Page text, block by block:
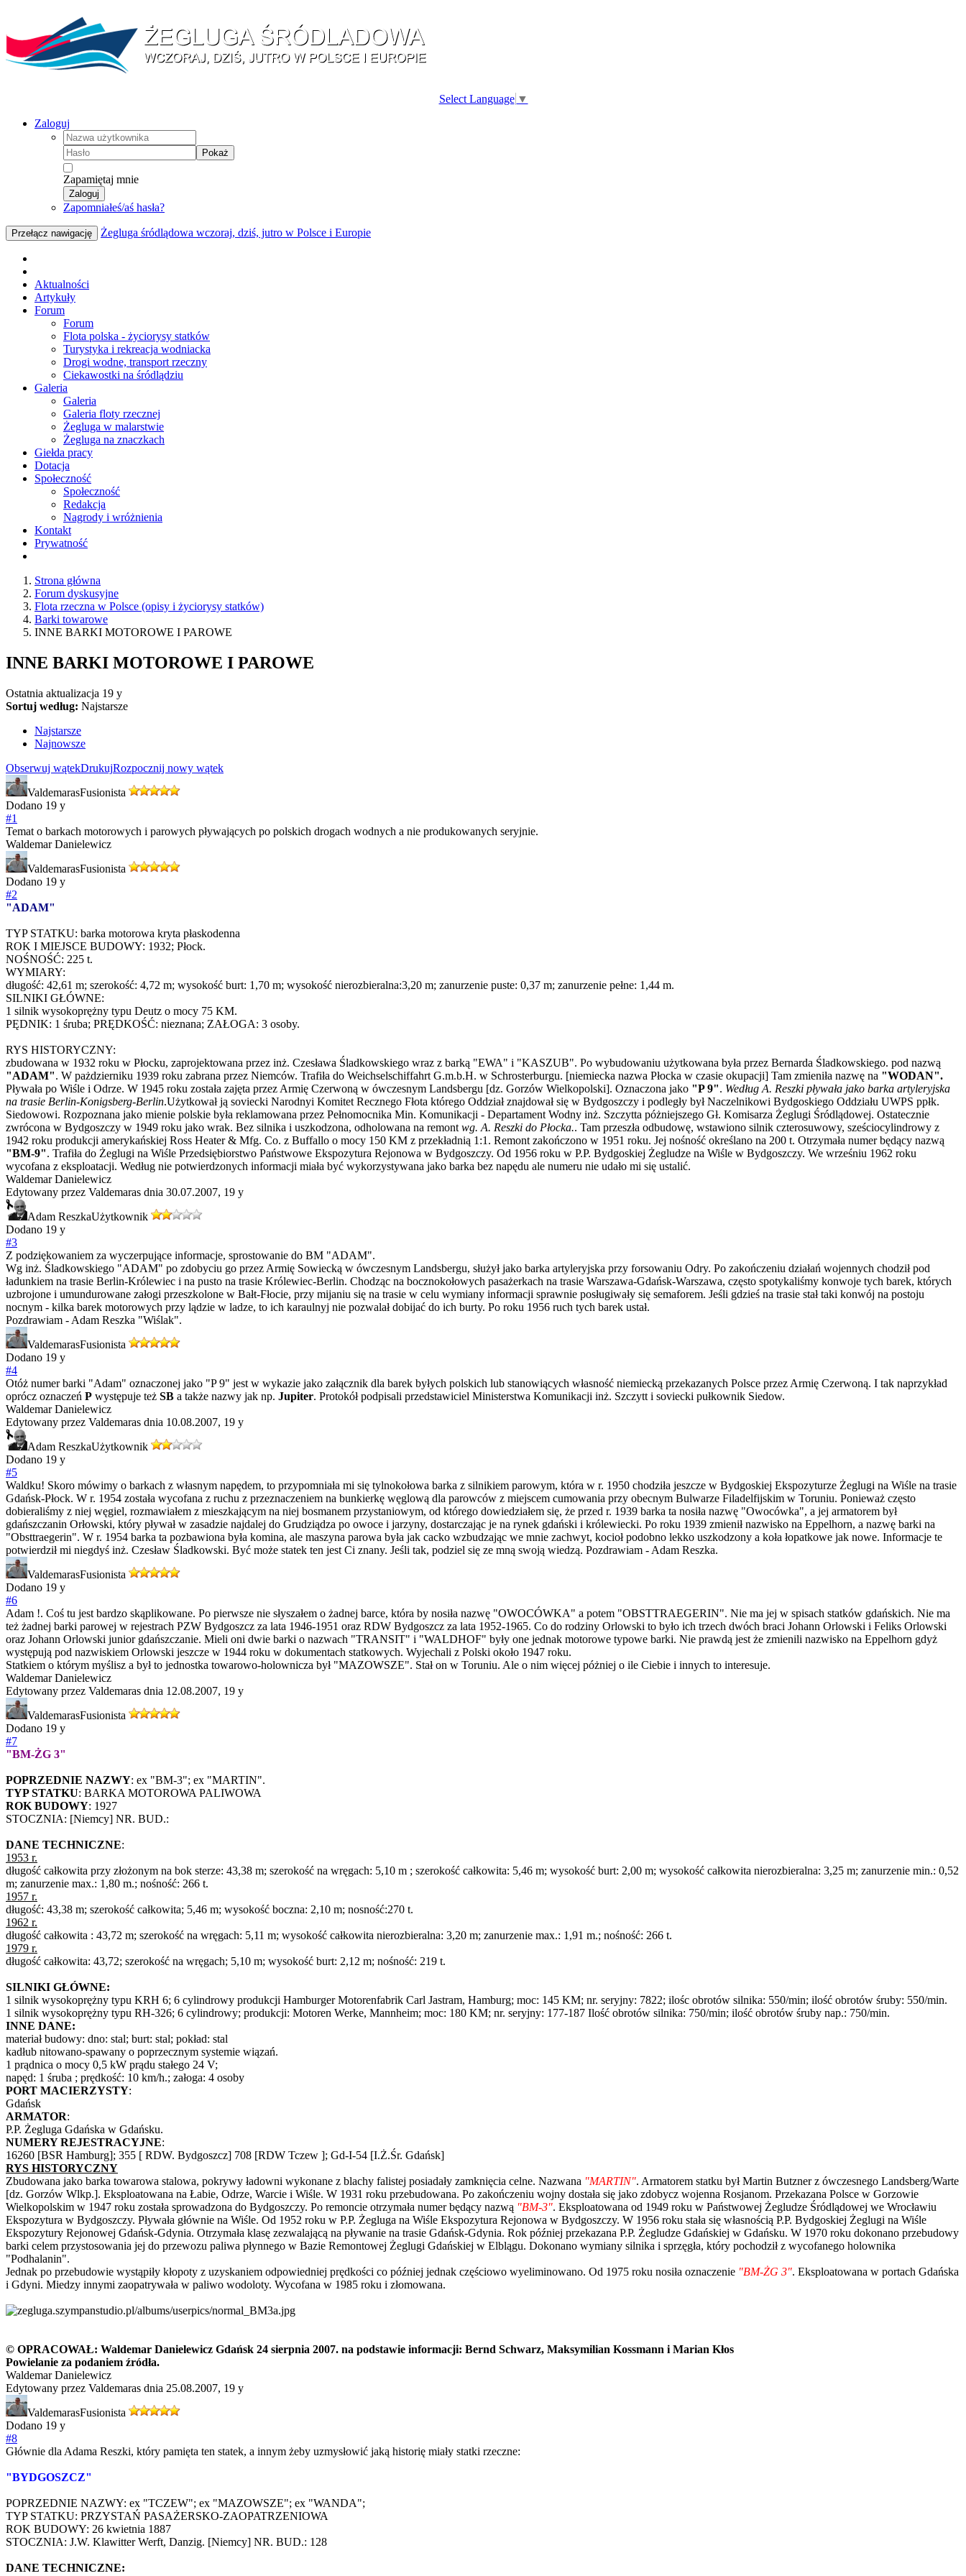
Select Language ▼
Zaloguj
Pokaż
Zapamiętaj mnie
Zaloguj
Zapomniałeś/aś hasła?
Przełącz nawigację Żegluga śródlądowa wczoraj, dziś, jutro w Polsce i Europie
Aktualności
Artykuły
Forum
Forum
Flota polska - życiorysy statków
Turystyka i rekreacja wodniacka
Drogi wodne, transport rzeczny
Ciekawostki na śródlądziu
Galeria
Galeria
Galeria floty rzecznej
Żegluga w malarstwie
Żegluga na znaczkach
Giełda pracy
Dotacja
Społeczność
Społeczność
Redakcja
Nagrody i wróżnienia
Kontakt
Prywatność
Strona główna
Forum dyskusyjne
Flota rzeczna w Polsce (opisy i życiorysy statków)
Barki towarowe
INNE BARKI MOTOROWE I PAROWE
INNE BARKI MOTOROWE I PAROWE
Ostatnia aktualizacja 19 y
Sortuj według: Najstarsze
Najstarsze
Najnowsze
Obserwuj wątekDrukujRozpocznij nowy wątek
ValdemarasFusionista
Dodano 19 y
#1
Temat o barkach motorowych i parowych pływających po polskich drogach wodnych a nie produkowanych seryjnie.
Waldemar Danielewicz
ValdemarasFusionista
Dodano 19 y
#2
"ADAM"
TYP STATKU: barka motorowa kryta płaskodenna
ROK I MIEJSCE BUDOWY: 1932; Płock.
NOŚNOŚĆ: 225 t.
WYMIARY:
długość: 42,61 m; szerokość: 4,72 m; wysokość burt: 1,70 m; wysokość nierozbieralna:3,20 m; zanurzenie puste: 0,37 m; zanurzenie pełne: 1,44 m.
SILNIKI GŁÓWNE:
1 silnik wysokoprężny typu Deutz o mocy 75 KM.
PĘDNIK: 1 śruba; PRĘDKOŚĆ: nieznana; ZAŁOGA: 3 osoby.
RYS HISTORYCZNY:
zbudowana w 1932 roku w Płocku, zaprojektowana przez inż. Czesława Śladkowskiego wraz z barką "EWA" i "KASZUB". Po wybudowaniu użytkowana była przez Bernarda Śladkowskiego. pod nazwą
"ADAM". W pażdzierniku 1939 roku zabrana przez Niemców. Trafiła do Weichselschiffahrt G.m.b.H. w Schrosterburgu. [niemiecka nazwa Płocka w czasie okupacji] Tam zmieniła nazwę na "WODAN".
Pływała po Wiśle i Odrze. W 1945 roku została zajęta przez Armię Czerwoną w ówczesnym Landsbergu [dz. Gorzów Wielkopolski]. Oznaczona jako "P 9". Według A. Reszki pływała jako barka artyleryjska
na trasie Berlin-Konigsberg-Berlin.Użytkował ją soviecki Narodnyi Komitet Recznego Fłota którego Oddział znajdował się w Bydgoszczy i podległy był Naczelnikowi Bydgoskiego Oddziału UWPS ppłk.
Siedowowi. Rozpoznana jako mienie polskie była reklamowana przez Pełnomocnika Min. Komunikacji - Departament Wodny inż. Szczytta póżniejszego Gł. Komisarza Żeglugi Śródlądowej. Ostatecznie
zwrócona w Bydgoszczy w 1949 roku jako wrak. Bez silnika i uszkodzona, odholowana na remont wg. A. Reszki do Płocka.. Tam przeszła odbudowę, wstawiono silnik czterosuwowy, sześciocylindrowy z
1942 roku produkcji amerykańskiej Ross Heater & Mfg. Co. z Buffallo o mocy 150 KM z przekładnią 1:1. Remont zakończono w 1951 roku. Jej nośność określano na 200 t. Otrzymała numer będący nazwą
"BM-9". Trafiła do Żeglugi na Wiśle Przedsiębiorstwo Państwowe Ekspozytura Rejonowa w Bydgoszczy. Od 1956 roku w P.P. Bydgoskiej Żegludze na Wiśle w Bydgoszczy. We wrześniu 1962 roku
wycofana z eksploatacji. Według nie potwierdzonych informacji miała być wykorzystywana jako barka bez napędu ale numeru nie udało mi się ustalić.
Waldemar Danielewicz
Edytowany przez Valdemaras dnia 30.07.2007, 19 y
Adam ReszkaUżytkownik
Dodano 19 y
#3
Z podziękowaniem za wyczerpujące informacje, sprostowanie do BM "ADAM".
Wg inż. Śladkowskiego "ADAM" po zdobyciu go przez Armię Sowiecką w ówczesnym Landsbergu, służył jako barka artyleryjska przy forsowaniu Odry. Po zakończeniu działań wojennych chodził pod
ładunkiem na trasie Berlin-Królewiec i na pusto na trasie Królewiec-Berlin. Chodząc na bocznokołowych pasażerkach na trasie Warszawa-Gdańsk-Warszawa, często spotykaliśmy konwoje tych barek, których
uzbrojone i umundurowane załogi przeszkolone w Bałt-Fłocie, przy mijaniu się na trasie w celu wymiany informacji sprawnie posługiwały się semaforem. Jeśli gdzieś na trasie stał taki konwój na postoju
nocnym - kilka barek motorowych przy lądzie w ladze, to ich karaulnyj nie pozwalał dobijać do ich burty. Po roku 1956 ruch tych barek ustał.
Pozdrawiam - Adam Reszka "Wiślak".
ValdemarasFusionista
Dodano 19 y
#4
Otóż numer barki "Adam" oznaczonej jako "P 9" jest w wykazie jako załącznik dla barek byłych polskich lub stanowiących własność niemiecką przekazanych Polsce przez Armię Czerwoną. I tak naprzykład
oprócz oznaczeń P występuje też SB a także nazwy jak np. Jupiter. Protokół podpisali przedstawiciel Ministerstwa Komunikacji inż. Szczytt i soviecki pułkownik Siedow.
Waldemar Danielewicz
Edytowany przez Valdemaras dnia 10.08.2007, 19 y
Adam ReszkaUżytkownik
Dodano 19 y
#5
Waldku! Skoro mówimy o barkach z własnym napędem, to przypomniała mi się tylnokołowa barka z silnikiem parowym, która w r. 1950 chodziła jeszcze w Bydgoskiej Ekspozyturze Żeglugi na Wiśle na trasie
Gdańsk-Płock. W r. 1954 została wycofana z ruchu z przeznaczeniem na bunkierkę węglową dla parowców z miejscem cumowania przy obecnym Bulwarze Filadelfijskim w Toruniu. Ponieważ często
dobieraliśmy z niej węgiel, rozmawiałem z mieszkającym na niej bosmanem przystaniowym, od którego dowiedziałem się, że przed r. 1939 barka ta nosiła nazwę "Owocówka", a jej armatorem był
gdańszczanin Orłowski, który pływał w zasadzie najdalej do Grudziądza po owoce i jarzyny, dostarczając je na rynek gdański i królewiecki. Po roku 1939 zmienił nazwisko na Eppelhorn, a nazwę barki na
"Obsttraegerin". W r. 1954 barka ta pozbawiona była komina, ale maszyna parowa była jak cacko wzbudzając we mnie zachwyt, kocioł podobno lekko uszkodzony a koła łopatkowe jak nowe. Informacje te
potwierdził mi niegdyś inż. Czesław Śladkowski. Być może statek ten jest Ci znany. Jeśli tak, podziel się ze mną swoją wiedzą. Pozdrawiam - Adam Reszka.
ValdemarasFusionista
Dodano 19 y
#6
Adam !. Coś tu jest bardzo skąplikowane. Po pierwsze nie słyszałem o żadnej barce, która by nosiła nazwę "OWOCÓWKA" a potem "OBSTTRAEGERIN". Nie ma jej w spisach statków gdańskich. Nie ma
też żadnej barki parowej w rejestrach PZW Bydgoszcz za lata 1946-1951 oraz RDW Bydgoszcz za lata 1952-1965. Co do rodziny Orlowski to było ich trzech dwóch braci Johann Orlowski i Feliks Orlowski
oraz Johann Orlowski junior gdańszczanie. Mieli oni dwie barki o nazwach "TRANSIT" i "WALDHOF" były one jednak motorowe typowe barki. Nie prawdą jest że zmienili nazwisko na Eppelhorn gdyż
występują pod nazwiskiem Orlowski jeszcze w 1944 roku w dokumentach statkowych. Wyjechali z Polski około 1947 roku.
Statkiem o którym myślisz a był to jednostka towarowo-holownicza był "MAZOWSZE". Stał on w Toruniu. Ale o nim więcej póżniej o ile Ciebie i innych to interesuje.
Waldemar Danielewicz
Edytowany przez Valdemaras dnia 12.08.2007, 19 y
ValdemarasFusionista
Dodano 19 y
#7
"BM-ŻG 3"
POPRZEDNIE NAZWY: ex "BM-3"; ex "MARTIN".
TYP STATKU: BARKA MOTOROWA PALIWOWA
ROK BUDOWY: 1927
STOCZNIA: [Niemcy] NR. BUD.:
DANE TECHNICZNE:
1953 r.
długość całkowita przy złożonym na bok sterze: 43,38 m; szerokość na wręgach: 5,10 m ; szerokość całkowita: 5,46 m; wysokość burt: 2,00 m; wysokość całkowita nierozbieralna: 3,25 m; zanurzenie min.: 0,52
m; zanurzenie max.: 1,80 m.; nośność: 266 t.
1957 r.
długość: 43,38 m; szerokość całkowita; 5,46 m; wysokość boczna: 2,10 m; nosność:270 t.
1962 r.
długość całkowita : 43,72 m; szerokość na wręgach: 5,11 m; wysokość całkowita nierozbieralna: 3,20 m; zanurzenie max.: 1,91 m.; nośność: 266 t.
1979 r.
długość całkowita: 43,72; szerokość na wręgach; 5,10 m; wysokość burt: 2,12 m; nośność: 219 t.
SILNIKI GŁÓWNE:
1 silnik wysokoprężny typu KRH 6; 6 cylindrowy produkcji Hamburger Motorenfabrik Carl Jastram, Hamburg; moc: 145 KM; nr. seryjny: 7822; ilośc obrotów silnika: 550/min; ilość obrotów śruby: 550/min.
1 silnik wysokoprężny typu RH-326; 6 cylindrowy; produkcji: Motoren Werke, Mannheim; moc: 180 KM; nr. seryjny: 177-187 Ilość obrotów silnika: 750/min; ilość obrotów śruby nap.: 750/min.
INNE DANE:
materiał budowy: dno: stal; burt: stal; pokład: stal
kadłub nitowano-spawany o poprzecznym systemie wiązań.
1 prądnica o mocy 0,5 kW prądu stałego 24 V;
napęd: 1 śruba ; prędkość: 10 km/h.; załoga: 4 osoby
PORT MACIERZYSTY:
Gdańsk
ARMATOR:
P.P. Żegluga Gdańska w Gdańsku.
NUMERY REJESTRACYJNE:
16260 [BSR Hamburg]; 355 [ RDW. Bydgoszcz] 708 [RDW Tczew ]; Gd-I-54 [I.Ż.Śr. Gdańsk]
RYS HISTORYCZNY
Zbudowana jako barka towarowa stalowa, pokrywy ładowni wykonane z blachy falistej posiadały zamknięcia celne. Nazwana "MARTIN". Armatorem statku był Martin Butzner z ówczesnego Landsberg/Warte
[dz. Gorzów Wlkp.]. Eksploatowana na Łabie, Odrze, Warcie i Wiśle. W 1931 roku przebudowana. Po zakończeniu wojny dostała się jako zdobycz wojenna Rosjanom. Przekazana Polsce w Gorzowie
Wielkopolskim w 1947 roku została sprowadzona do Bydgoszczy. Po remoncie otrzymała numer będący nazwą "BM-3". Eksploatowana od 1949 roku w Państwowej Żegludze Śródlądowej we Wrocławiu
Ekspozytura w Bydgoszczy. Pływała głównie na Wiśle. Od 1952 roku w P.P. Żegluga na Wiśle Ekspozytura Rejonowa w Bydgoszczy. W 1956 roku stała się własnością P.P. Bydgoskiej Żeglugi na Wiśle
Ekspozytury Rejonowej Gdańsk-Gdynia. Otrzymała klasę zezwalającą na pływanie na trasie Gdańsk-Gdynia. Rok później przekazana P.P. Żegludze Gdańskiej w Gdańsku. W 1970 roku dokonano przebudowy
barki celem przystosowania jej do przewozu paliwa płynnego w Bazie Remontowej Żeglugi Gdańskiej w Elblągu. Dokonano wymiany silnika i sprzęgła, który pochodził z wycofanego holownika
"Podhalanin".
Jednak po przebudowie wystąpiły kłopoty z uzyskaniem odpowiedniej prędkości co później jednak częściowo wyeliminowano. Od 1975 roku nosiła oznaczenie "BM-ŻG 3". Eksploatowana w portach Gdańska
i Gdyni. Miedzy innymi zaopatrywała w paliwo wodoloty. Wycofana w 1985 roku i złomowana.
© OPRACOWAŁ: Waldemar Danielewicz Gdańsk 24 sierpnia 2007. na podstawie informacji: Bernd Schwarz, Maksymilian Kossmann i Marian Kłos
Powielanie za podaniem źródła.
Waldemar Danielewicz
Edytowany przez Valdemaras dnia 25.08.2007, 19 y
ValdemarasFusionista
Dodano 19 y
#8
Głównie dla Adama Reszki, który pamięta ten statek, a innym żeby uzmysłowić jaką historię miały statki rzeczne:
"BYDGOSZCZ"
POPRZEDNIE NAZWY: ex "TCZEW"; ex "MAZOWSZE"; ex "WANDA";
TYP STATKU: PRZYSTAŃ PASAŻERSKO-ZAOPATRZENIOWA
ROK BUDOWY: 26 kwietnia 1887
STOCZNIA: J.W. Klawitter Werft, Danzig. [Niemcy] NR. BUD.: 128
DANE TECHNICZNE: